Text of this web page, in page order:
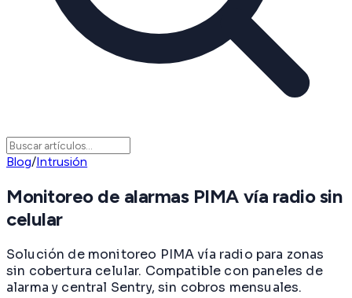
Blog/Intrusión
Monitoreo de alarmas PIMA vía radio sin
celular
Solución de monitoreo PIMA vía radio para zonas
sin cobertura celular. Compatible con paneles de
alarma y central Sentry, sin cobros mensuales.